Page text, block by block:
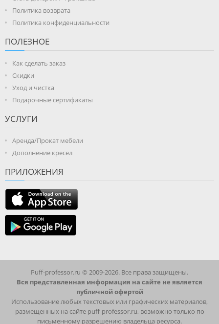
Политика возврата
Политика конфиденциальности
ПОЛЕЗНОЕ
Как сделать заказ
Скидки
Уход и чистка
Подарочные сертификаты
УСЛУГИ
Аренда/Прокат мебели
Дополнение кресел
ПРИЛОЖЕНИЯ
Puff-professor.ru © 2009-2026. Все права защищены.
Вся представленная информация на сайте не является
публичной офертой
Использование любых текстовых или графических материалов,
размещенных на сайте puff-professor.ru, возможно только по
письменному разрешению владельца ресурса.